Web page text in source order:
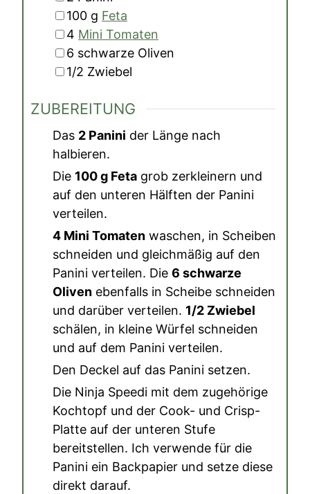
▢
100 g Feta
▢
4 Mini Tomaten
▢
6 schwarze Oliven
▢
1/2 Zwiebel
ZUBEREITUNG
Das 2 Panini der Länge nach
halbieren.
Die 100 g Feta grob zerkleinern und
auf den unteren Hälften der Panini
verteilen.
4 Mini Tomaten waschen, in Scheiben
schneiden und gleichmäßig auf den
Panini verteilen. Die 6 schwarze
Oliven ebenfalls in Scheibe schneiden
und darüber verteilen. 1/2 Zwiebel
schälen, in kleine Würfel schneiden
und auf dem Panini verteilen.
Den Deckel auf das Panini setzen.
Die Ninja Speedi mit dem zugehörige
Kochtopf und der Cook- und Crisp-
Platte auf der unteren Stufe
bereitstellen. Ich verwende für die
Panini ein Backpapier und setze diese
direkt darauf.